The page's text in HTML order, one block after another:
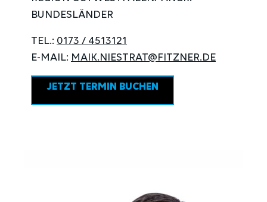
BUNDESLÄNDER
TEL.: 0173 / 4513121
E-MAIL: MAIK.NIESTRAT@FITZNER.DE
JETZT TERMIN BUCHEN